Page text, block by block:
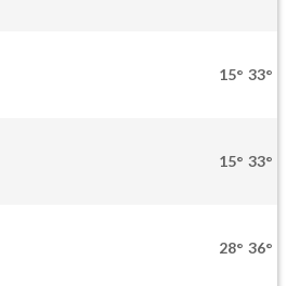
15° 33°
15° 33°
28° 36°